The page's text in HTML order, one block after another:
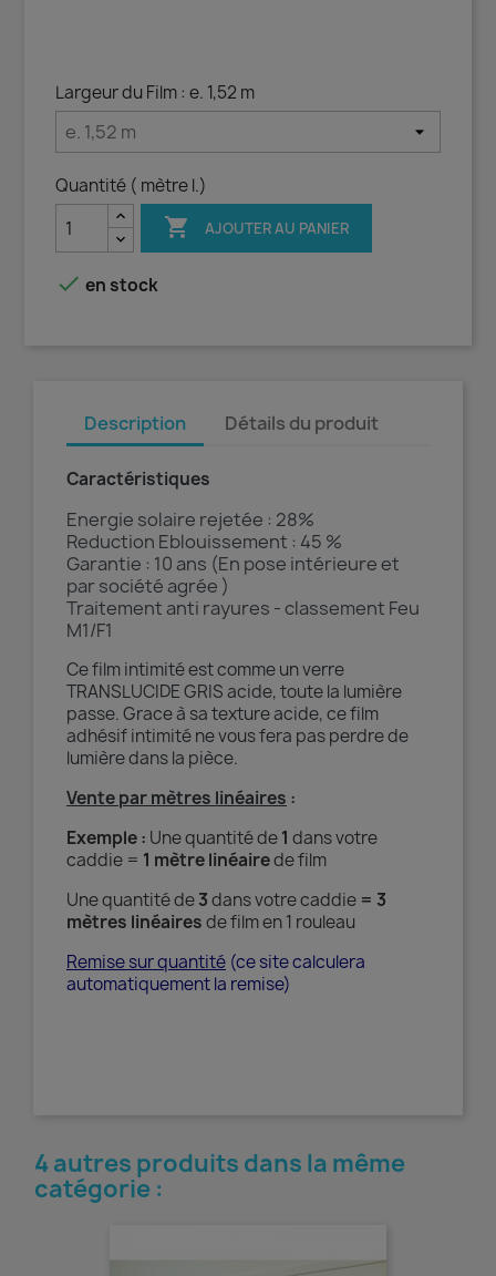
Largeur du Film : e. 1,52 m
Quantité ( mètre l.)
 AJOUTER AU PANIER
 en stock
Description Détails du produit
Caractéristiques
Energie solaire rejetée : 28%
Reduction Eblouissement : 45 %
Garantie : 10 ans (En pose intérieure et
par société agrée )
Traitement anti rayures - classement Feu
M1/F1
Ce film intimité est comme un verre
TRANSLUCIDE GRIS acide, toute la lumière
passe. Grace à sa texture acide, ce film
adhésif intimité ne vous fera pas perdre de
lumière dans la pièce.
Vente par mètres linéaires :
Exemple : Une quantité de1 dans votre
caddie = 1 mètre linéairede film
Une quantité de3dans votre caddie = 3
mètres linéairesde film en 1 rouleau
Remise sur quantité (ce site calculera
automatiquement la remise)
4 autres produits dans la même
catégorie :